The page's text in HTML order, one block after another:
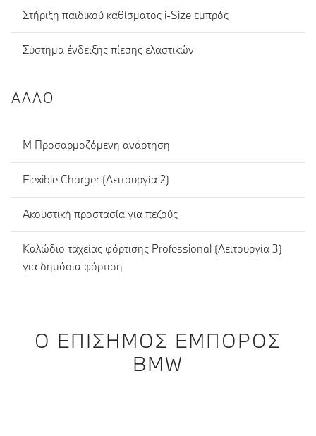
Στήριξη παιδικού καθίσματος i-Size εμπρός
Σύστημα ένδειξης πίεσης ελαστικών
ΆΛΛΟ
Μ Προσαρμοζόμενη ανάρτηση
Flexible Charger (Λειτουργία 2)
Ακουστική προστασία για πεζούς
Καλώδιο ταχείας φόρτισης Professional (Λειτουργία 3)
για δημόσια φόρτιση
Ο ΕΠΊΣΗΜΟΣ ΈΜΠΟΡΟΣ
BMW